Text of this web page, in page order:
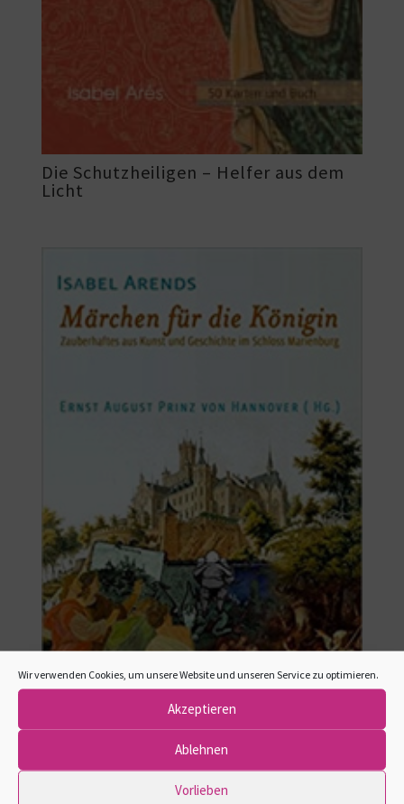
Wir verwenden Cookies, um unsere Website und unseren Service zu optimieren.
Akzeptieren
Ablehnen
Vorlieben
Die Schutzheiligen – Helfer aus dem
Licht
Märchen für die Königin